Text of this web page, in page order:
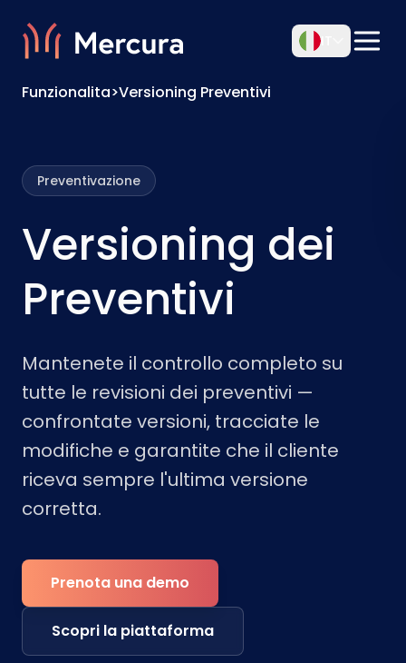
Funzionalita>Versioning Preventivi
Preventivazione
Versioning dei
Preventivi
Mantenete il controllo completo su
tutte le revisioni dei preventivi —
confrontate versioni, tracciate le
modifiche e garantite che il cliente
riceva sempre l'ultima versione
corretta.
Prenota una demo
Scopri la piattaforma